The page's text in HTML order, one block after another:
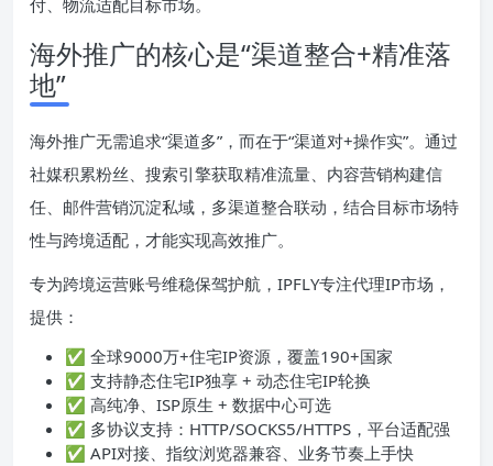
付、物流适配目标市场。
海外推广的核心是“渠道整合+精准落
地”
海外推广无需追求“渠道多”，而在于“渠道对+操作实”。通过
社媒积累粉丝、搜索引擎获取精准流量、内容营销构建信
任、邮件营销沉淀私域，多渠道整合联动，结合目标市场特
性与跨境适配，才能实现高效推广。
专为跨境运营账号维稳保驾护航，IPFLY专注代理IP市场，
提供：
✅ 全球9000万+住宅IP资源，覆盖190+国家
✅ 支持静态住宅IP独享 + 动态住宅IP轮换
✅ 高纯净、ISP原生 + 数据中心可选
✅ 多协议支持：HTTP/SOCKS5/HTTPS，平台适配强
✅ API对接、指纹浏览器兼容、业务节奏上手快